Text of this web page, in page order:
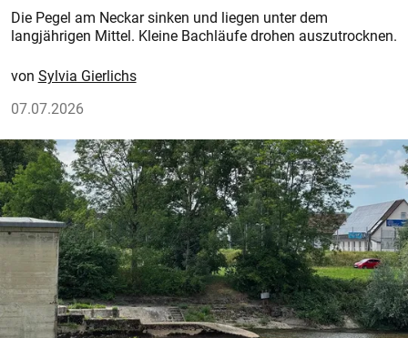
Die Pegel am Neckar sinken und liegen unter dem
langjährigen Mittel. Kleine Bachläufe drohen auszutrocknen.
Sylvia Gierlichs
07.07.2026